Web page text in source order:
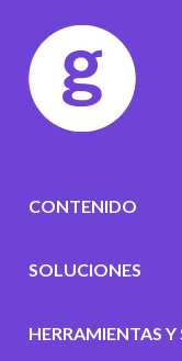
CONTENIDO
SOLUCIONES
HERRAMIENTAS Y